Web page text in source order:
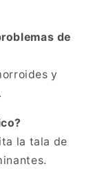
de
y
la tala de